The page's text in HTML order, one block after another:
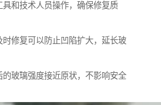
和技术人员操作，确保修复质
时修复可以防止凹陷扩大，延长玻
玻璃强度接近原状，不影响安全